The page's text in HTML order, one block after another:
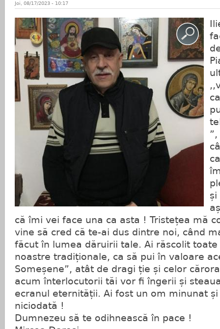
Joi, 08/17/2023 - 10:17
și
că îmi vei face una ca asta ! Tristețea mă
vine să cred că te-ai dus dintre noi, când
făcut în lumea dăruirii tale. Ai răscolit
noastre tradiționale, ca să pui în valoare
Someșene”, atât de dragi ție și celor
acum înterlocutorii tăi vor fi îngerii și
ecranul eternității. Ai fost un om minunat
niciodată !
Dumnezeu să te odihnească în pace !